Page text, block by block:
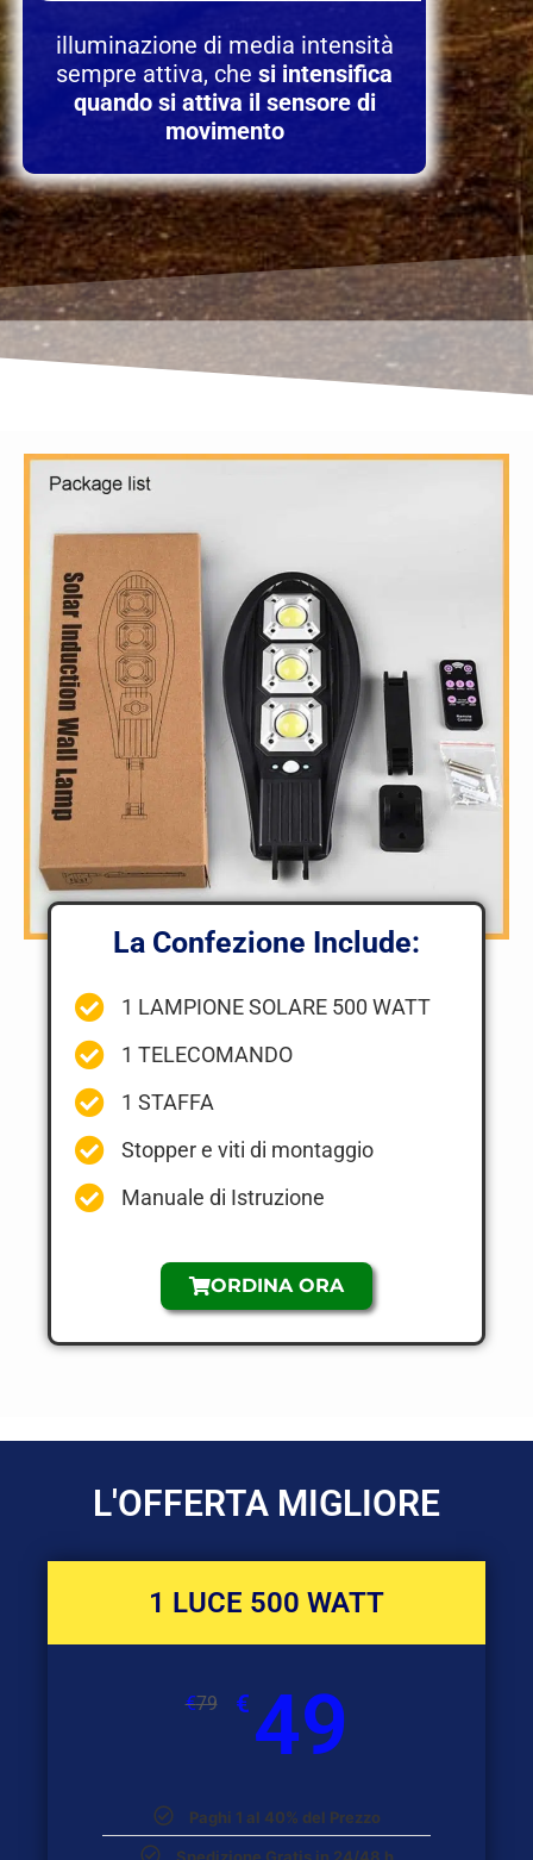
illuminazione di media intensità
sempre attiva, che si intensifica
quando si attiva il sensore di
movimento
La Confezione Include:
1 LAMPIONE SOLARE 500 WATT
1 TELECOMANDO
1 STAFFA
Stopper e viti di montaggio
Manuale di Istruzione
ORDINA ORA
L'OFFERTA MIGLIORE
1 LUCE 500 WATT
€79 € 49
Paghi 1 al 40% del Prezzo
Spedizione Gratis in 24/48 h